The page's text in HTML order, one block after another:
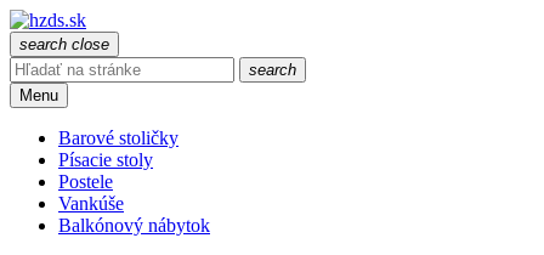
search close
search
Menu
Barové stoličky
Písacie stoly
Postele
Vankúše
Balkónový nábytok